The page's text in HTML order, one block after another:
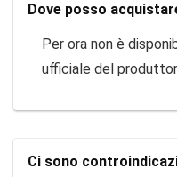
Dove posso
Per ora non è
ufficiale del
Ci sono